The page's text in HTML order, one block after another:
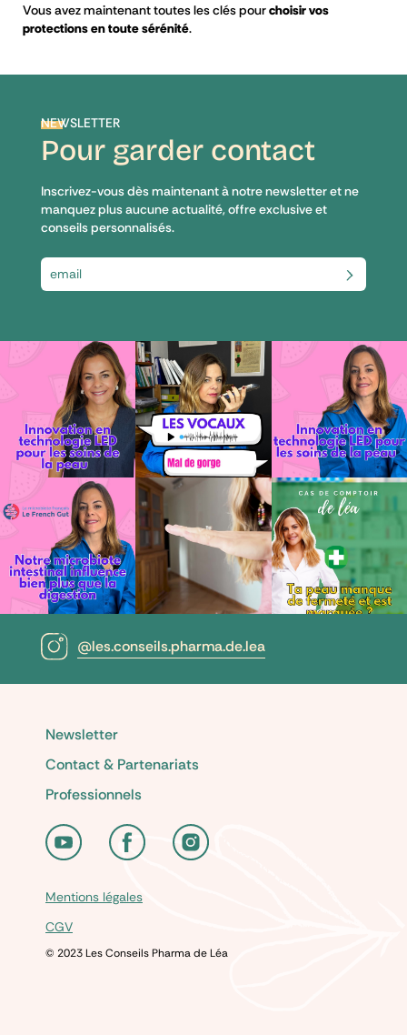
Vous avez maintenant toutes les clés pourchoisir vos
protections en toute sérénité.
NEWSLETTER
Pour garder contact
Inscrivez-vous dès maintenant à notre newsletter et ne
manquez plus aucune actualité, offre exclusive et
conseils personnalisés.
@les.conseils.pharma.de.lea
Newsletter
Contact & Partenariats
Professionnels
Mentions légales
CGV
© 2023 Les Conseils Pharma de Léa